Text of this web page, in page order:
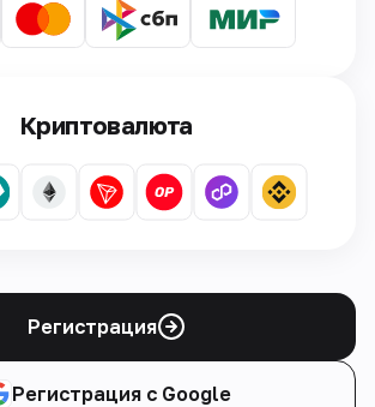
Криптовалюта
Регистрация
Регистрация с Google